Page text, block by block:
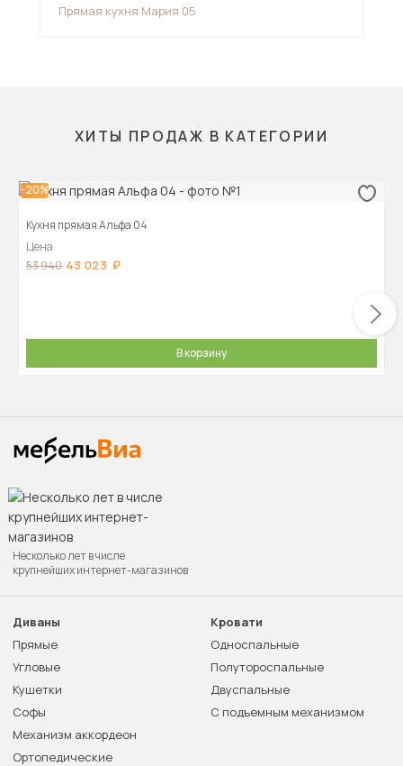
Прямая кухня Мария 05
ХИТЫ ПРОДАЖ В КАТЕГОРИИ
-20%
Кухня прямая Альфа 04
Цена
53 940 43 023
В корзину
Несколько лет в числе
крупнейших интернет-магазинов
Диваны
Прямые
Угловые
Кушетки
Софы
Механизм аккордеон
Ортопедические
Кровати
Односпальные
Полутороспальные
Двуспальные
С подъемным механизмом